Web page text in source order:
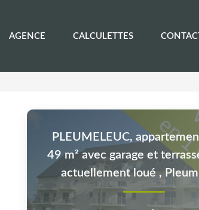
AGENCE CALCULETTES
PLEUMELEUC,
49 m² avec garage et
actuellement loué,